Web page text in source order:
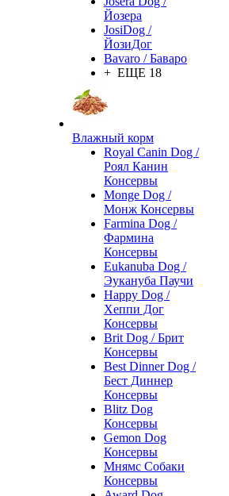
Йозера
JosiDog /
ЙозиДог
Bavaro / Баваро
+ ЕЩЕ 18
Влажный корм
Royal Canin Dog /
Роял Канин
Консервы
Monge Dog /
Монж Консервы
Farmina Dog /
Фармина
Консервы
Eukanuba Dog /
Эукануба Паучи
Happy Dog /
Хеппи Дог
Консервы
Brit Dog / Брит
Консервы
Best Dinner Dog /
Бест Диннер
Консервы
Blitz Dog
Консервы
Gemon Dog
Консервы
Мнямс Собаки
Консервы